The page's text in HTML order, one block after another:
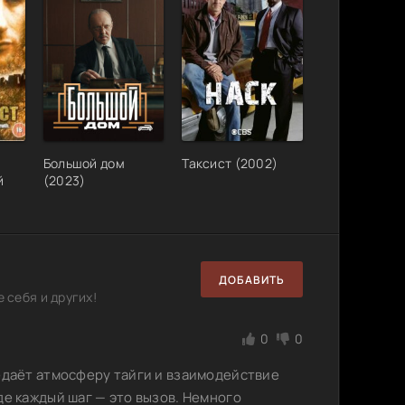
19.4 GB 2 0
559 MB 1 0
Большой дом
(2023)
Таксист (2002)
и других!
ДОБАВИТЬ
0 0
атмосферу тайги и взаимодействие
каждый шаг — это вызов. Немного